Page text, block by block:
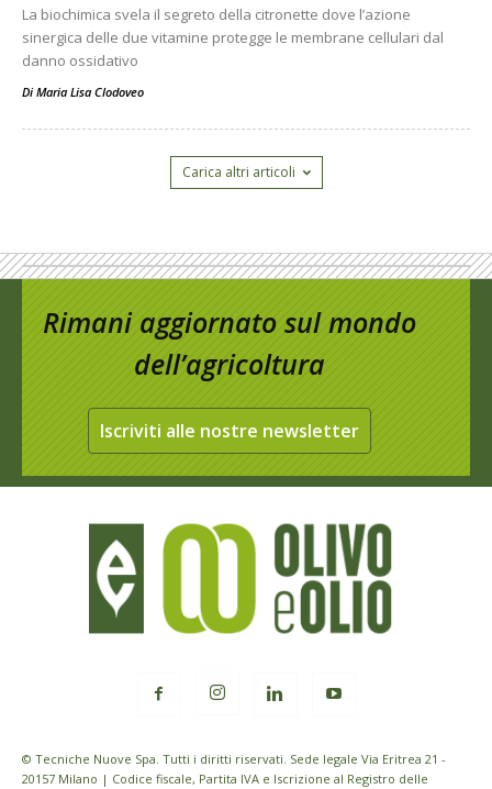
La biochimica svela il segreto della citronette dove l’azione
sinergica delle due vitamine protegge le membrane cellulari dal
danno ossidativo
Di Maria Lisa Clodoveo
Carica altri articoli
Rimani aggiornato sul mondo
dell’agricoltura
Iscriviti alle nostre newsletter
© Tecniche Nuove Spa. Tutti i diritti riservati. Sede legale Via Eritrea 21 -
20157 Milano | Codice fiscale, Partita IVA e Iscrizione al Registro delle